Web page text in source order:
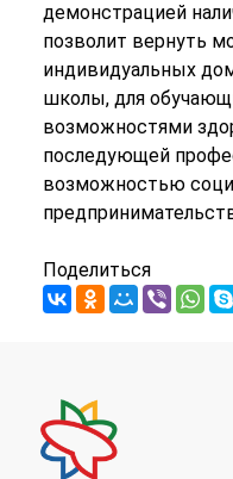
демонстрацией
позволит вернуть
индивидуальных
школы, для
возможностями
последующей
возможностью
Поделиться